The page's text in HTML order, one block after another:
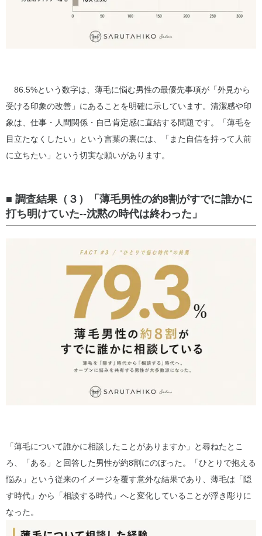
86.5%という数字は、薄毛に悩む男性の最優先事項が「外見から
受ける印象の改善」にあることを明確に示しています。清潔感や印
象は、仕事・人間関係・自己肯定感に直結する問題です。「薄毛を
目立たなくしたい」という言葉の裏には、「また自信を持って人前
に立ちたい」という切実な願いがあります。
■ 調査結果（３）「薄毛男性の約8割がすでに誰かに
打ち明けていた--沈黙の時代は終わった」
「薄毛について誰かに相談したことがありますか」と尋ねたとこ
ろ、「ある」と回答した男性が約8割にのぼった。「ひとりで抱える
悩み」という従来のイメージを覆す意外な結果であり、薄毛は「隠
す時代」から「相談する時代」へと変化していることが浮き彫りに
なった。